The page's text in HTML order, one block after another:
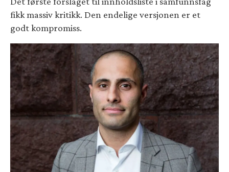
fikk massiv kritikk. Den endelige versjonen er et
godt kompromiss.